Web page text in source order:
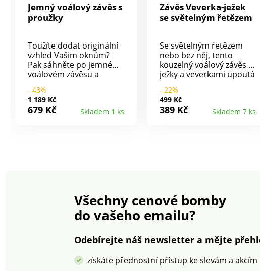
Jemný voálový závěs s
proužky
Toužíte dodat originální
vzhled Vašim oknům?
Pak sáhněte po jemném
voálovém závěsu a
stylu. Zakončení
kovovými očky.
Prodáváno po kusech.
- 43%
1 189 Kč
679 Kč Skladem 1 ks
Závěs Veverka-ježek
se světelným řetězem
Se světelným řetězem
nebo bez něj, tento
kouzelný voálový závěs s
ježky a veverkami upoutá
- 22%
499 Kč
389 Kč Skladem 7 ks
Všechny cenové bomby
do vašeho emailu?
Odebírejte náš newsletter a mějte
získáte přednostní přístup ke slevám a akcím